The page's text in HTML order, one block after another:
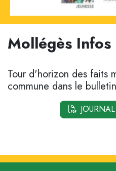
Mollégès
Tour d'horizon des faits
commune dans le